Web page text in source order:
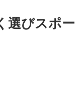
選びスポ